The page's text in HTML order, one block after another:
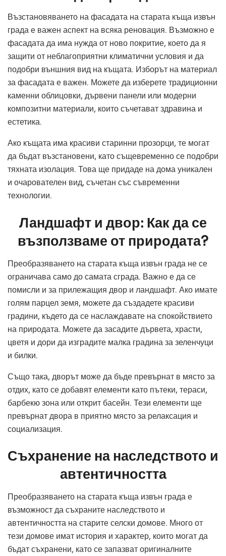
Възстановяването на фасадата на старата къща извън
града е важен аспект на всяка реновация. Възможно е
фасадата да има нужда от ново покритие, което да я
защити от неблагоприятни климатични условия и да
подобри външния вид на къщата. Изборът на материал
за фасадата е важен. Можете да изберете традиционни
каменни облицовки, дървени панели или модерни
композитни материали, които съчетават здравина и
естетика.
Ако къщата има красиви старинни прозорци, те могат
да бъдат възстановени, като същевременно се подобри
тяхната изолация. Това ще придаде на дома уникален
и очарователен вид, съчетан със съвременни
технологии.
Ландшафт и двор: Как да се
възползваме от природата?
Преобразяването на старата къща извън града не се
ограничава само до самата сграда. Важно е да се
помисли и за прилежащия двор и ландшафт. Ако имате
голям парцел земя, можете да създадете красиви
градини, където да се наслаждавате на спокойствието
на природата. Можете да засадите дървета, храсти,
цветя и дори да изградите малка градина за зеленчуци
и билки.
Също така, дворът може да бъде превърнат в място за
отдих, като се добавят елементи като пътеки, тераси,
барбекю зона или открит басейн. Тези елементи ще
превърнат двора в приятно място за релаксация и
социализация.
Съхранение на наследството и
автентичността
Преобразяването на старата къща извън града е
възможност да съхраните наследството и
автентичността на старите селски домове. Много от
тези домове имат история и характер, които могат да
бъдат съхранени, като се запазват оригиналните